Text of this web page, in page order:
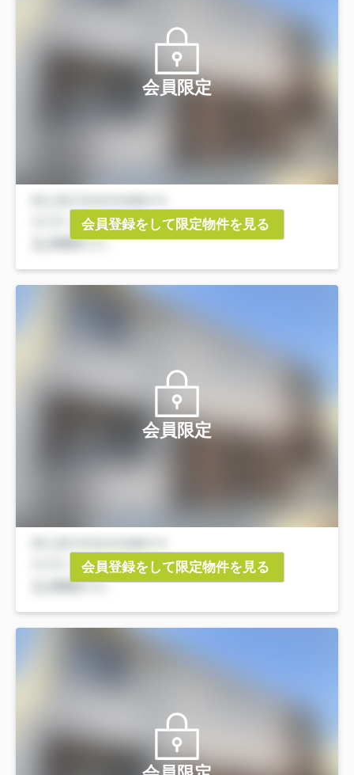
会員限定
会員登録をして限定物件を見る
会員限定
会員登録をして限定物件を見る